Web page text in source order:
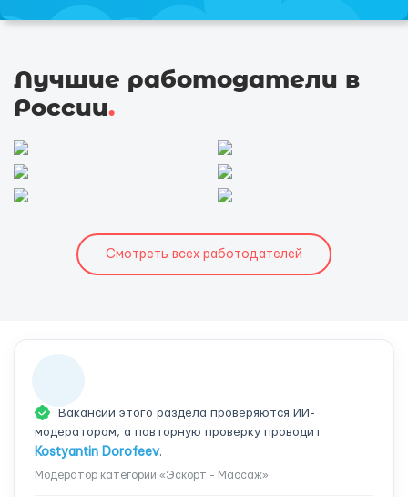
Лучшие работодатели в
России.
Смотреть всех работодателей
Вакансии этого раздела проверяются ИИ-
модератором, а повторную проверку проводит
Kostyantin Dorofeev.
Модератор категории «Эскорт - Массаж»